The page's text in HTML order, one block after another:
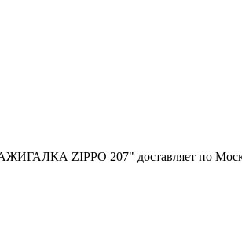
ZIPPO 207" доставляет по